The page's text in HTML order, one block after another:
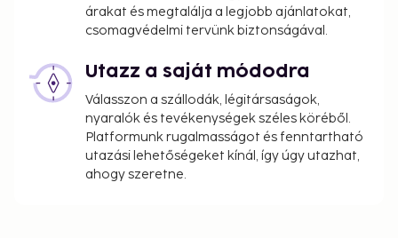
árakat és megtalálja a legjobb ajánlatokat,
csomagvédelmi tervünk biztonságával.
Utazz a saját módodra
Válasszon a szállodák, légitársaságok,
nyaralók és tevékenységek széles köréből.
Platformunk rugalmasságot és fenntartható
utazási lehetőségeket kínál, így úgy utazhat,
ahogy szeretne.